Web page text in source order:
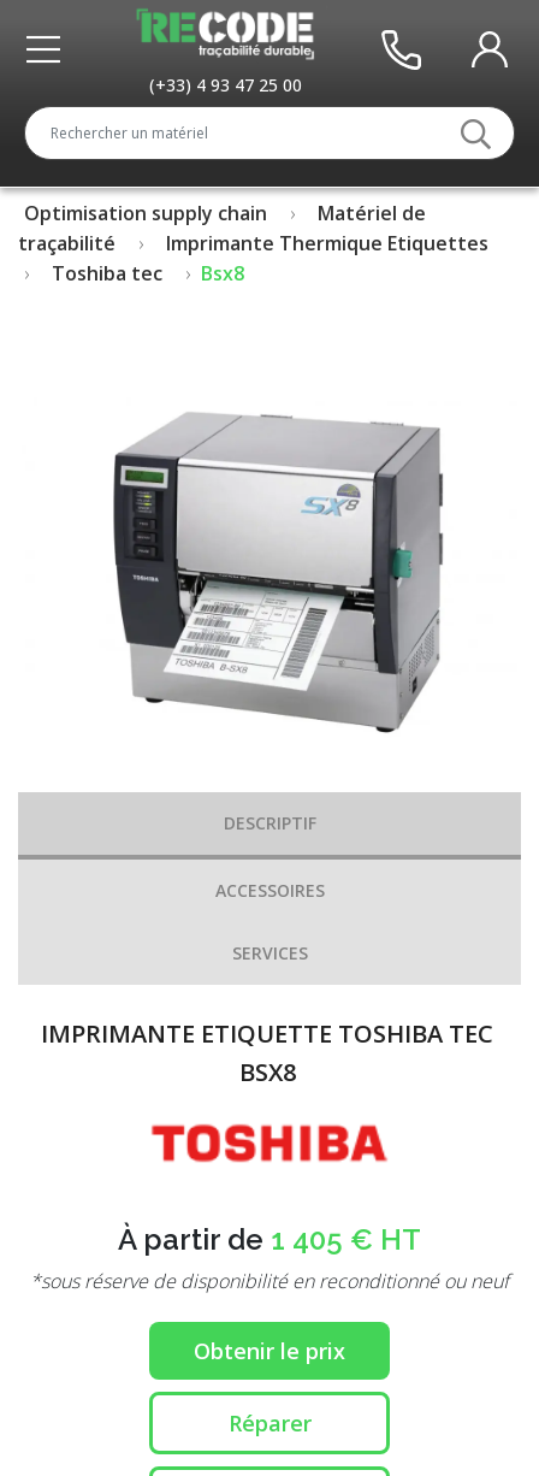
(+33) 4 93 47 25 00
Optimisation supply chain
Matériel de
traçabilité
Imprimante Thermique Etiquettes
Toshiba tec
Bsx8
DESCRIPTIF
ACCESSOIRES
SERVICES
IMPRIMANTE ETIQUETTE TOSHIBA TEC
BSX8
À partir de 1 405 € HT
*sous réserve de disponibilité en reconditionné ou neuf
Obtenir le prix
Réparer